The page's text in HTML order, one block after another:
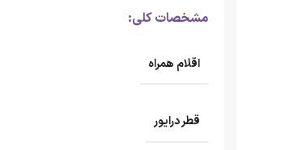
مشخصات کلی:
اقلام همراه
قطر درایور